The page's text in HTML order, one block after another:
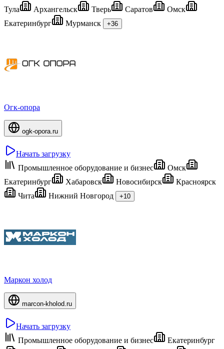
Тула
Архангельск Тверь Саратов
Омск
Екатеринбург
Мурманск +36
Огк-опора
ogk-opora.ru
Начать загрузку
Промышленное оборудование и бизнес
Омск
Екатеринбург
Хабаровск Новосибирск
Красноярск
Чита
Нижний Новгород +10
Маркон холод
marcon-kholod.ru
Начать загрузку
Промышленное оборудование и бизнес
Екатеринбург